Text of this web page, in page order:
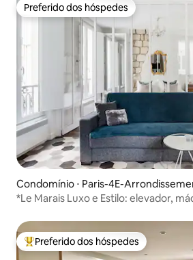
Preferido dos hóspedes
Preferido dos hóspedes
Condomínio ⋅ Paris-4E-
*Le Marais Luxo e Estilo: elevador,
Entre os melhores preferidos dos
Preferido dos hóspedes